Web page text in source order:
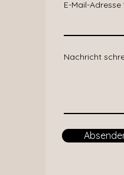
E-Mail-Adresse
Nachricht